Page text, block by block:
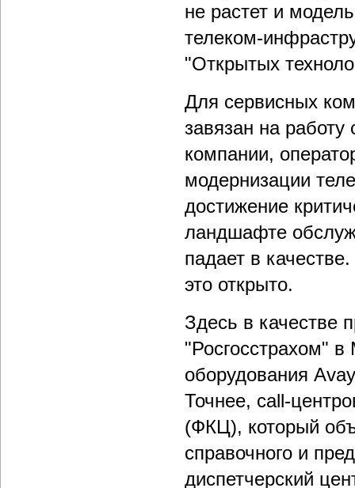
не растет и
телеком-
"Открытых
Для сервисных
завязан на работу
компании,
модернизации
достижение
ландшафте
падает в
это открыто.
Здесь в качестве
"Росгосстрахом" в
оборудования
Точнее, call-
(ФКЦ), который
справочного и
диспетчерский